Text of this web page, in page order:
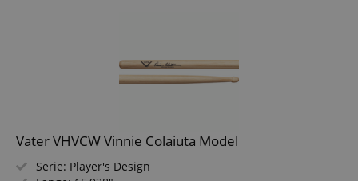
Vater VHVCW Vinnie Colaiuta Model
Serie: Player's Design